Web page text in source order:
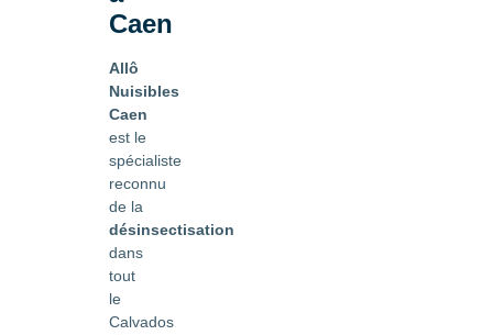
Caen
Allô
Nuisibles
Caen
est le
spécialiste
reconnu
de la
désinsectisation
dans
tout
le
Calvados